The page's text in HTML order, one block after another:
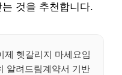
것을 추천합니다.
제 헷갈리지 마세요임
알려드림계약서 기반